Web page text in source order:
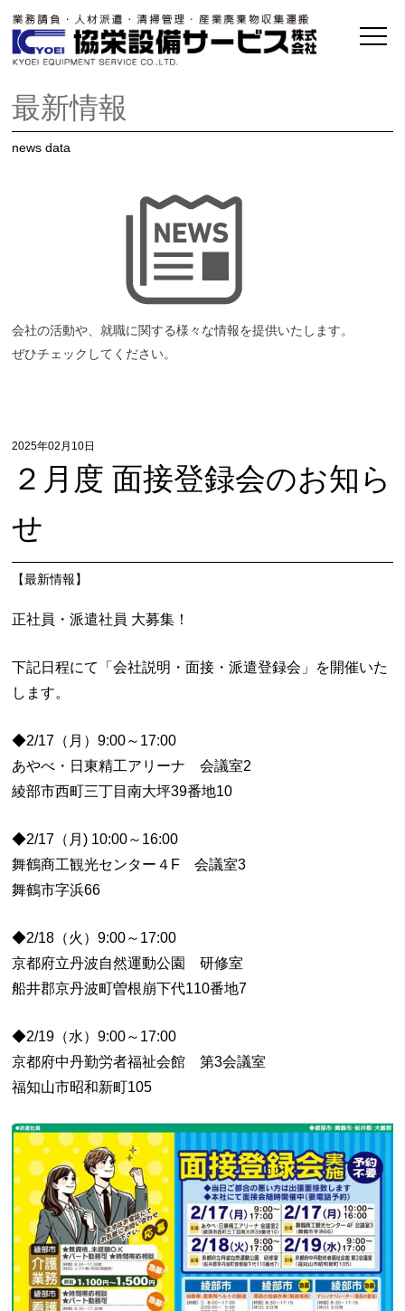
最新情報
news data
会社の活動や、就職に関する様々な情報を提供いたします。
ぜひチェックしてください。
2025年02月10日
２月度 面接登録会のお知ら
せ
【最新情報】
正社員・派遣社員 大募集！
下記日程にて「会社説明・面接・派遣登録会」を開催いた
します。
◆2/17（月）9:00～17:00
あやべ・日東精工アリーナ 会議室2
綾部市西町三丁目南大坪39番地10
◆2/17（月) 10:00～16:00
舞鶴商工観光センター４F 会議室3
舞鶴市字浜66
◆2/18（火）9:00～17:00
京都府立丹波自然運動公園 研修室
船井郡京丹波町曽根崩下代110番地7
◆2/19（水）9:00～17:00
京都府中丹勤労者福祉会館 第3会議室
福知山市昭和新町105